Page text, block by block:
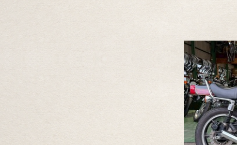
に残っていて
状態です！現
額になります
のみです！ 当
慮なくお申し
応が可能です
ておりますの